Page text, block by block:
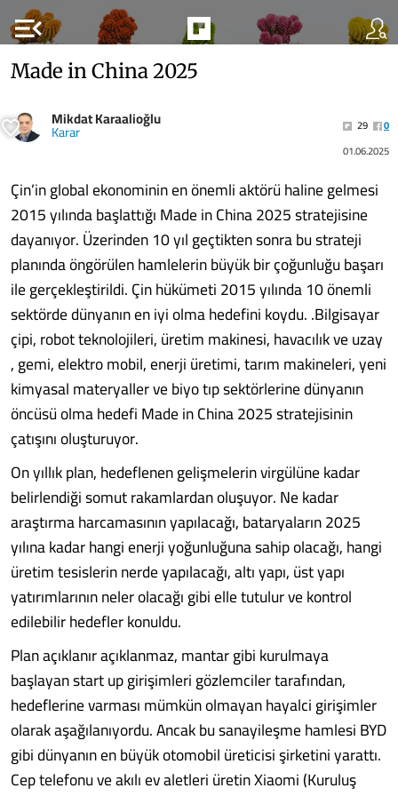
menu_open
Made in China 2025
Mikdat Karaalioğlu
Karar 29
0
01.06.2025
Çin’in global ekonominin en önemli aktörü haline gelmesi
2015 yılında başlattığı Made in China 2025 stratejisine
dayanıyor. Üzerinden 10 yıl geçtikten sonra bu strateji
planında öngörülen hamlelerin büyük bir çoğunluğu başarı
ile gerçekleştirildi. Çin hükümeti 2015 yılında 10 önemli
sektörde dünyanın en iyi olma hedefini koydu. .Bilgisayar
çipi, robot teknolojileri, üretim makinesi, havacılık ve uzay
, gemi, elektro mobil, enerji üretimi, tarım makineleri, yeni
kimyasal materyaller ve biyo tıp sektörlerine dünyanın
öncüsü olma hedefi Made in China 2025 stratejisinin
çatışını oluşturuyor.
On yıllık plan, hedeflenen gelişmelerin virgülüne kadar
belirlendiği somut rakamlardan oluşuyor. Ne kadar
araştırma harcamasının yapılacağı, bataryaların 2025
yılına kadar hangi enerji yoğunluğuna sahip olacağı, hangi
üretim tesislerin nerde yapılacağı, altı yapı, üst yapı
yatırımlarının neler olacağı gibi elle tutulur ve kontrol
edilebilir hedefler konuldu.
Plan açıklanır açıklanmaz, mantar gibi kurulmaya
başlayan start up girişimleri gözlemciler tarafından,
hedeflerine varması mümkün olmayan hayalci girişimler
olarak aşağılanıyordu. Ancak bu sanayileşme hamlesi BYD
gibi dünyanın en büyük otomobil üreticisi şirketini yarattı.
Cep telefonu ve akılı ev aletleri üretin Xiaomi (Kuruluş